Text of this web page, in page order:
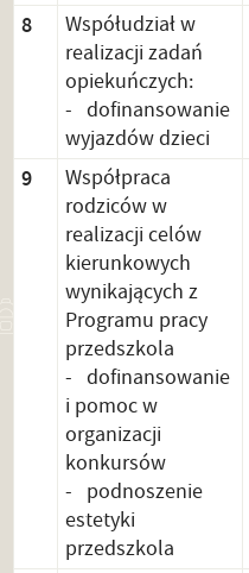
8
Współudział w
realizacji zadań
opiekuńczych:
- dofinansowanie
wyjazdów dzieci
9
Współpraca
rodziców w
realizacji celów
kierunkowych
wynikających z
Programu pracy
przedszkola
- dofinansowanie
i pomoc w
organizacji
konkursów
- podnoszenie
estetyki
przedszkola